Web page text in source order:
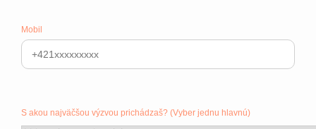
Mobil
S akou najväčšou výzvou prichádzaš? (Vyber jednu hlavnú)